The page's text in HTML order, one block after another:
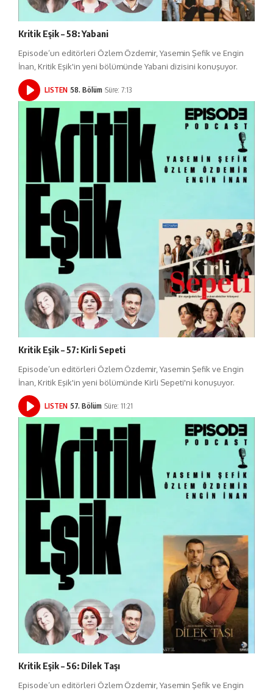
Kritik Eşik – 58: Yabani
Episode’un editörleri Özlem Özdemir, Yasemin Şefik ve Engin
İnan, Kritik Eşik'in yeni bölümünde Yabani dizisini konuşuyor.
LISTEN 58. Bölüm Süre: 7:13
Kritik Eşik – 57: Kirli Sepeti
Episode’un editörleri Özlem Özdemir, Yasemin Şefik ve Engin
İnan, Kritik Eşik'in yeni bölümünde Kirli Sepeti'ni konuşuyor.
LISTEN 57. Bölüm Süre: 11:21
Kritik Eşik – 56: Dilek Taşı
Episode’un editörleri Özlem Özdemir, Yasemin Şefik ve Engin